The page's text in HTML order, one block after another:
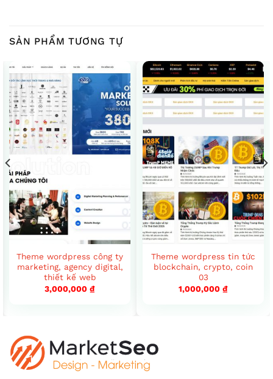
SẢN PHẨM TƯƠNG TỰ
Theme wordpress công ty
marketing, agency digital,
thiết kế web
3,000,000 ₫
Theme wordpress tin tức
blockchain, crypto, coin
03
1,000,000 ₫